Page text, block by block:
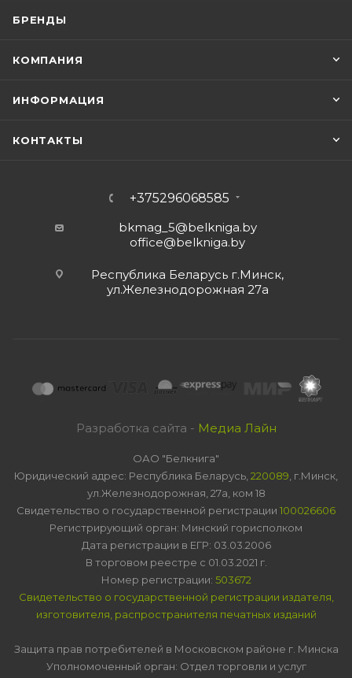
БРЕНДЫ
КОМПАНИЯ
ИНФОРМАЦИЯ
КОНТАКТЫ
+375296068585
bkmag_5@belkniga.by
office@belkniga.by
Республика Беларусь г.Минск,
ул.Железнодорожная 27а
Разработка сайта - Медиа Лайн
ОАО "Белкнига"
Юридический адрес: Республика Беларусь, 220089 , г.Минск,
ул.Железнодорожная, 27а, ком 18
Свидетельство о государственной регистрации 100026606
Регистрирующий орган: Минский горисполком
Дата регистрации в ЕГР: 03.03.2006
В торговом реестре с 01.03.2021 г.
Номер регистрации: 503672
Свидетельство о государственной регистрации издателя,
изготовителя, распространителя печатных изданий
Защита прав потребителей в Московском районе г. Минска
Уполномоченный орган: Отдел торговли и услуг